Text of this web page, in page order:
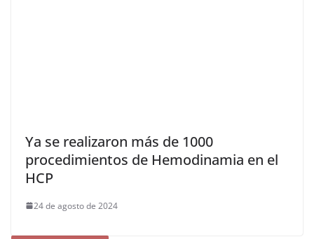
Ya se realizaron más de 1000
procedimientos de Hemodinamia en el
HCP
24 de agosto de 2024